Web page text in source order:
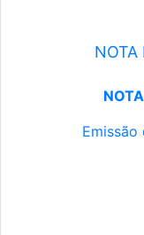
NOTA
Emissão